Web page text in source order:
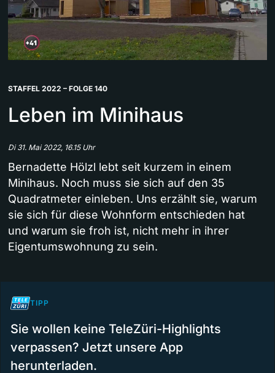
STAFFEL 2022 – FOLGE 140
Leben im Minihaus
Di 31. Mai 2022, 16.15 Uhr
Bernadette Hölzl lebt seit kurzem in einem
Minihaus. Noch muss sie sich auf den 35
Quadratmeter einleben. Uns erzählt sie, warum
sie sich für diese Wohnform entschieden hat
und warum sie froh ist, nicht mehr in ihrer
Eigentumswohnung zu sein.
TIPP
Sie wollen keine TeleZüri-Highlights
verpassen? Jetzt unsere App
herunterladen.